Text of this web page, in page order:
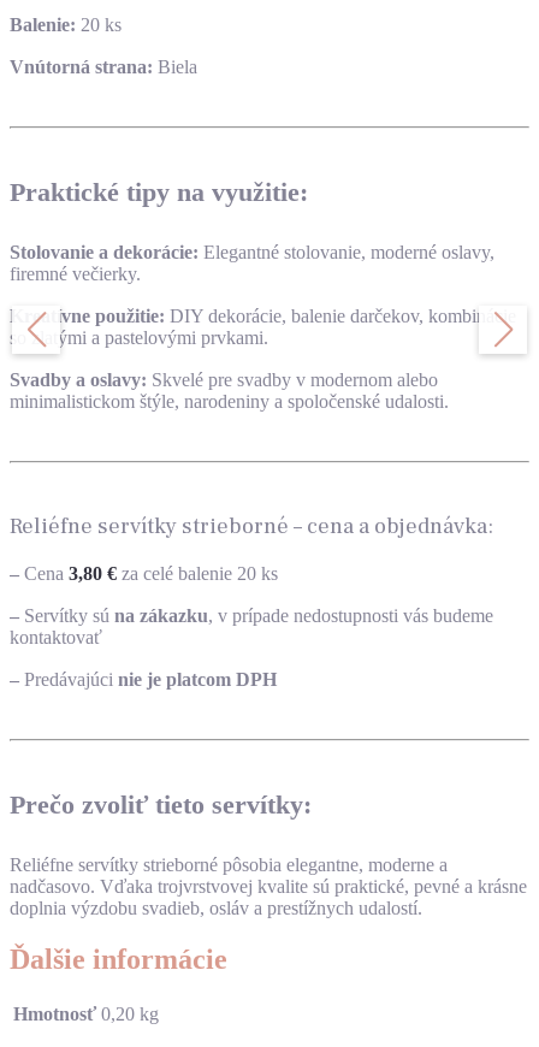
Balenie: 20 ks
Vnútorná strana: Biela
Praktické tipy na využitie:
Stolovanie a dekorácie: Elegantné stolovanie, moderné oslavy,
firemné večierky.
Kreatívne použitie: DIY dekorácie, balenie darčekov, kombinácie
so zlatými a pastelovými prvkami.
Svadby a oslavy: Skvelé pre svadby v modernom alebo
minimalistickom štýle, narodeniny a spoločenské udalosti.
Reliéfne servítky strieborné – cena a objednávka:
– Cena 3,80 € za celé balenie 20 ks
– Servítky sú na zákazku, v prípade nedostupnosti vás budeme
kontaktovať
– Predávajúci nie je platcom DPH
Prečo zvoliť tieto servítky:
Reliéfne servítky strieborné pôsobia elegantne, moderne a
nadčasovo. Vďaka trojvrstvovej kvalite sú praktické, pevné a krásne
doplnia výzdobu svadieb, osláv a prestížnych udalostí.
Ďalšie informácie
Hmotnosť 0,20 kg